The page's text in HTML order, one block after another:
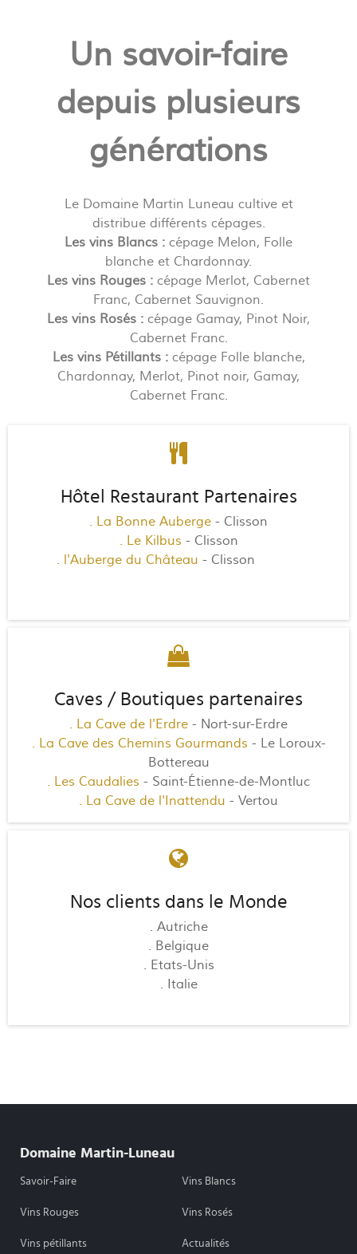
Un savoir-faire
depuis plusieurs
générations
Le Domaine Martin Luneau cultive et
distribue différents cépages.
Les vins Blancs : cépage Melon, Folle
blanche et Chardonnay.
Les vins Rouges : cépage Merlot, Cabernet
Franc, Cabernet Sauvignon.
Les vins Rosés : cépage Gamay, Pinot Noir,
Cabernet Franc.
Les vins Pétillants :cépage Folle blanche,
Chardonnay, Merlot, Pinot noir, Gamay,
Cabernet Franc.
Hôtel Restaurant Partenaires
. La Bonne Auberge - Clisson
. Le Kilbus - Clisson
. l'Auberge du Château - Clisson
Caves / Boutiques partenaires
. La Cave de l'Erdre - Nort-sur-Erdre
. La Cave des Chemins Gourmands - Le Loroux-
Bottereau
. Les Caudalies - Saint-Étienne-de-Montluc
. La Cave de l'Inattendu - Vertou
Nos clients dans le Monde
. Autriche
. Belgique
. Etats-Unis
. Italie
Domaine Martin-Luneau
Savoir-Faire Vins Blancs
Vins Rouges Vins Rosés
Vins pétillants Actualités